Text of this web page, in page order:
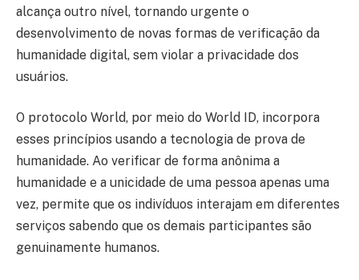
alcança outro nível, tornando urgente o
desenvolvimento de novas formas de verificação da
humanidade digital, sem violar a privacidade dos
usuários.
O protocolo World, por meio do World ID, incorpora
esses princípios usando a tecnologia de prova de
humanidade. Ao verificar de forma anônima a
humanidade e a unicidade de uma pessoa apenas uma
vez, permite que os indivíduos interajam em diferentes
serviços sabendo que os demais participantes são
genuinamente humanos.